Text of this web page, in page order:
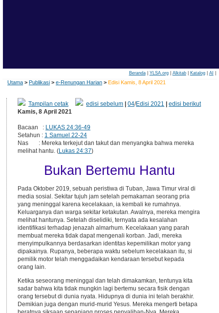
Beranda| YLSA.org| Alkitab| Katalog| AI
Utama > Publikasi > e-Renungan Harian > Edisi Kamis, 8 April 2021
Tampilan cetak edisi sebelum |04/Edisi 2021 |edisi berikut
Kamis, 8 April 2021
Bacaan : LUKAS 24:36-49
Setahun : 1 Samuel 22-24
Nas : Mereka terkejut dan takut dan menyangka bahwa mereka
melihat hantu. (Lukas 24:37)
Bukan Bertemu Hantu
Pada Oktober 2019, sebuah peristiwa di Tuban, Jawa Timur viral di
media sosial. Sekitar tujuh jam setelah pemakaman seorang pria
yang meninggal karena kecelakaan, ia kembali ke rumahnya.
Keluarganya dan warga sekitar ketakutan. Awalnya, mereka mengira
melihat hantunya. Setelah diselidiki, ternyata ada kesalahan
identifikasi terhadap jenazah almarhum. Kecelakaan yang parah
membuat mereka tidak dapat mengenali korban. Jadi, mereka
menyimpulkannya berdasarkan identitas kepemilikan motor yang
dipakainya. Rupanya, beberapa waktu sebelum kecelakaan itu, si
pemilik motor telah menggadaikan kendaraan tersebut kepada
orang lain.
Ketika seseorang meninggal dan telah dimakamkan, tentunya kita
sadar bahwa kita tidak mungkin lagi bertemu secara fisik dengan
orang tersebut di dunia nyata. Hidupnya di dunia ini telah berakhir.
Demikian juga dengan murid-murid Yesus. Mereka mengerti betapa